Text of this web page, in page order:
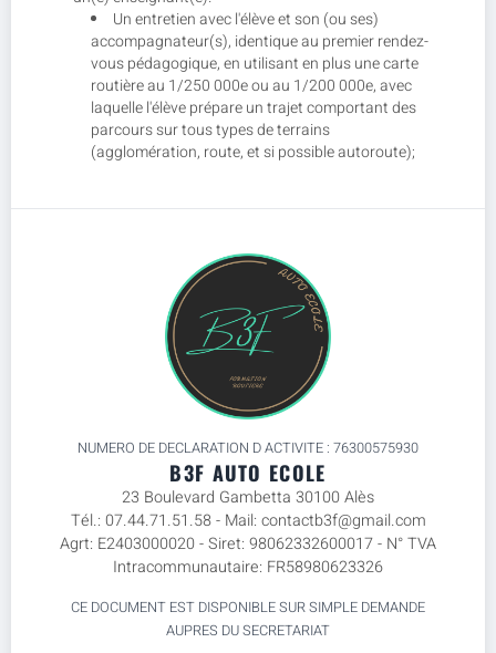
Un entretien avec l'élève et son (ou ses)
accompagnateur(s), identique au premier rendez-
vous pédagogique, en utilisant en plus une carte
routière au 1/250 000e ou au 1/200 000e, avec
laquelle l'élève prépare un trajet comportant des
parcours sur tous types de terrains
(agglomération, route, et si possible autoroute);
NUMERO DE DECLARATION D ACTIVITE : 76300575930
B3F AUTO ECOLE
23 Boulevard Gambetta 30100 Alès
Tél.: 07.44.71.51.58 - Mail: contactb3f@gmail.com
Agrt: E2403000020 - Siret: 98062332600017 - N° TVA
Intracommunautaire: FR58980623326
CE DOCUMENT EST DISPONIBLE SUR SIMPLE DEMANDE
AUPRES DU SECRETARIAT